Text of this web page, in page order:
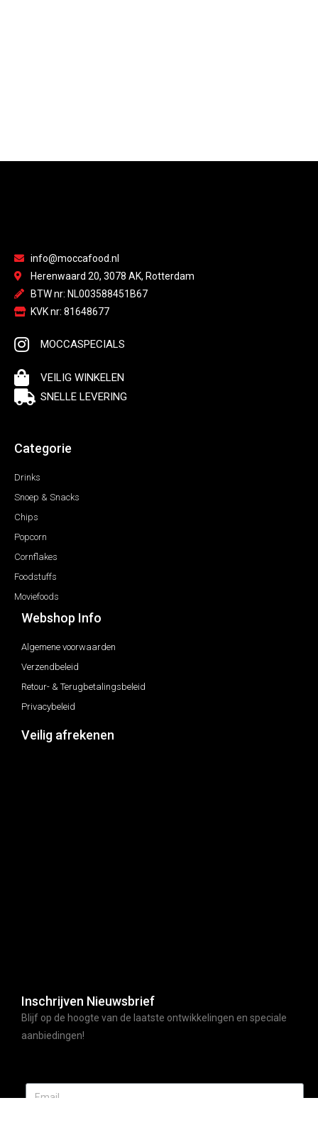
info@moccafood.nl
Herenwaard 20, 3078 AK, Rotterdam
BTW nr: NL003588451B67
KVK nr: 81648677
MOCCASPECIALS
VEILIG WINKELEN
SNELLE LEVERING
Categorie
Drinks
Snoep & Snacks
Chips
Popcorn
Cornflakes
Foodstuffs
Moviefoods
Webshop Info
Algemene voorwaarden
Verzendbeleid
Retour- & Terugbetalingsbeleid
Privacybeleid
Veilig afrekenen
Inschrijven Nieuwsbrief
Blijf op de hoogte van de laatste ontwikkelingen en speciale
aanbiedingen!